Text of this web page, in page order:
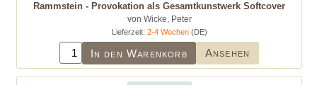
Rammstein - Provokation als Gesamtkunstwerk Softcover
von Wicke, Peter
Lieferzeit: 2-4 Wochen(DE)
In den Warenkorb Ansehen